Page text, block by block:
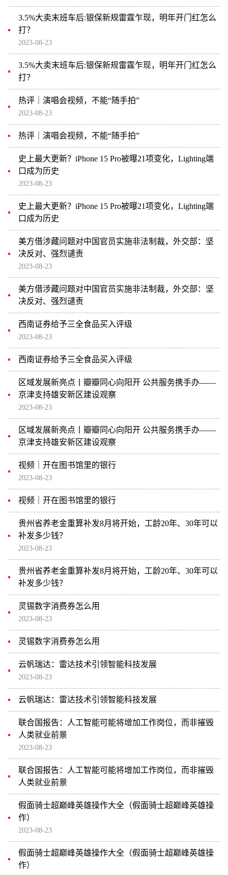
3.5%大卖末班车后:银保新规雷霆乍现，明年开门红怎么
打？
2023-08-23
3.5%大卖末班车后:银保新规雷霆乍现，明年开门红怎么
打？
热评｜演唱会视频，不能“随手拍”
2023-08-23
热评｜演唱会视频，不能“随手拍”
史上最大更新？iPhone 15 Pro被曝21项变化，Lighting端
口成为历史
2023-08-23
史上最大更新？iPhone 15 Pro被曝21项变化，Lighting端
口成为历史
美方借涉藏问题对中国官员实施非法制裁，外交部：坚
决反对、强烈谴责
2023-08-23
美方借涉藏问题对中国官员实施非法制裁，外交部：坚
决反对、强烈谴责
西南证券给予三全食品买入评级
2023-08-23
西南证券给予三全食品买入评级
区域发展新亮点丨瓣瓣同心向阳开 公共服务携手办——
京津支持雄安新区建设观察
2023-08-23
区域发展新亮点丨瓣瓣同心向阳开 公共服务携手办——
京津支持雄安新区建设观察
视频｜开在图书馆里的银行
2023-08-23
视频｜开在图书馆里的银行
贵州省养老金重算补发8月将开始，工龄20年、30年可以
补发多少钱？
2023-08-23
贵州省养老金重算补发8月将开始，工龄20年、30年可以
补发多少钱？
灵锡数字消费券怎么用
2023-08-23
灵锡数字消费券怎么用
云帆瑞达：雷达技术引领智能科技发展
2023-08-23
云帆瑞达：雷达技术引领智能科技发展
联合国报告：人工智能可能将增加工作岗位，而非摧毁
人类就业前景
2023-08-23
联合国报告：人工智能可能将增加工作岗位，而非摧毁
人类就业前景
假面骑士超巅峰英雄操作大全（假面骑士超巅峰英雄操
作）
2023-08-23
假面骑士超巅峰英雄操作大全（假面骑士超巅峰英雄操
作）